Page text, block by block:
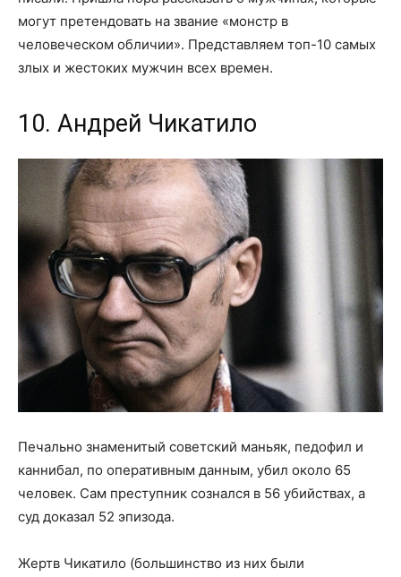
могут претендовать на звание «монстр в
человеческом обличии». Представляем топ-10 самых
злых и жестоких мужчин всех времен.
10. Андрей Чикатило
Печально знаменитый советский маньяк, педофил и
каннибал, по оперативным данным, убил около 65
человек. Сам преступник сознался в 56 убийствах, а
суд доказал 52 эпизода.
Жертв Чикатило (большинство из них были